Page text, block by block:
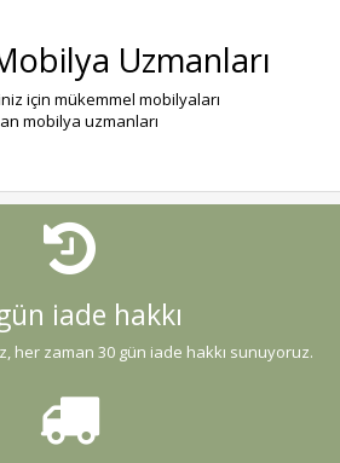
Uzmanları
için mükemmel mobilyaları
mobilya uzmanları
iade hakkı
her zaman 30 gün iade hakkı sunuyoruz.